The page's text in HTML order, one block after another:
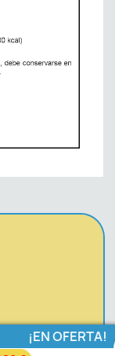
¡EN OFERTA!
favorite_border